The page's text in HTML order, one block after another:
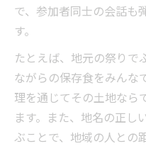
で、参加者同士の会話も
す。
たとえば、地元の祭りで
ながらの保存食をみんな
理を通じてその土地なら
ます。また、地名の正し
ぶことで、地域の人との